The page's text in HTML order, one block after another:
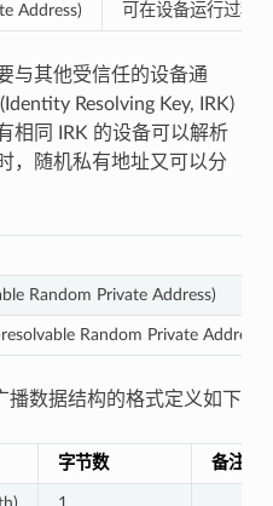
Address) 可在设备运行过程
与其他受信任的设备通
Resolving Key, IRK)
相同 IRK 的设备可以解析
，随机私有地址又可以分
Random Private Address)
Random Private Address)
数据结构的格式定义如下
字节数 备注